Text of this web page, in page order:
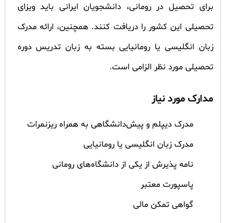
برای تحصیل در رومانی، دانشجویان ایرانی باید ویزای
تحصیلی این کشور را دریافت کنند. همچنین، ارائه مدرک
زبان انگلیسی یا رومانیایی بسته به زبان تدریس دوره
تحصیلی مورد نظر الزامی است.
مدارک مورد نیاز
مدرک دیپلم و پیش‌دانشگاهی به همراه ریزنمرات
مدرک زبان انگلیسی یا رومانیایی
نامه پذیرش از یکی از دانشگاه‌های رومانی
پاسپورت معتبر
گواهی تمکن مالی